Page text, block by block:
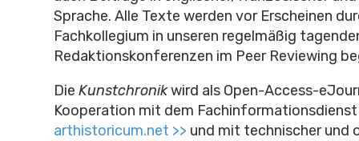
Sprache. Alle Texte werden vor Erscheinen
Fachkollegium in unseren regelmäßig
Redaktionskonferenzen im Peer Reviewing
Die Kunstchronikwird als Open-Access-
Kooperation mit dem Fachinformationsdienst
arthistoricum.net >> und mit technischer und